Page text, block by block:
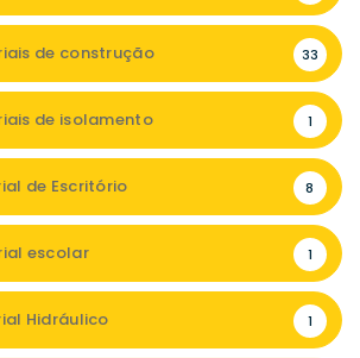
de construção 33
de isolamento 1
de Escritório 8
escolar 1
Hidráulico 1